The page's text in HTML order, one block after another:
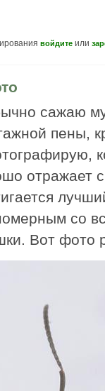
войдите или
сажаю
пены,
отражает
со
Вот фото